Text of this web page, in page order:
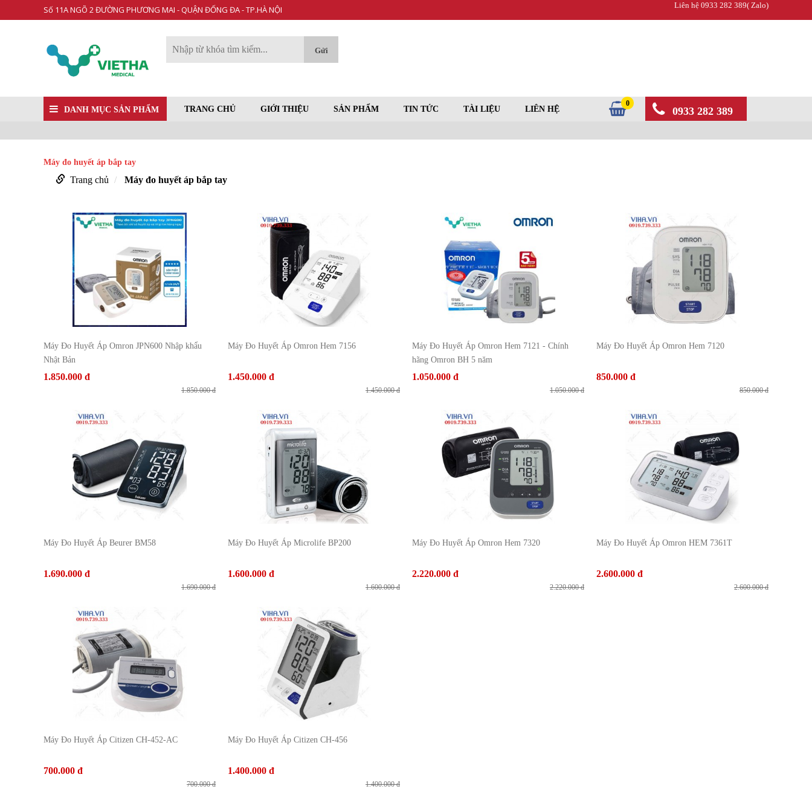
Số 11A NGÕ 2 ĐƯỜNG PHƯƠNG MAI - QUẬN ĐỐNG ĐA - TP.HÀ NỘI Liên hệ 0933 282 389( Zalo)
DANH MỤC SẢN PHẨM TRANG CHỦ GIỚI THIỆU SẢN PHẨM TIN TỨC TÀI LIỆU LIÊN HỆ
0
0933 282 389
Máy đo huyết áp bắp tay
Trang chủ Máy đo huyết áp bắp tay
Máy Đo Huyết Áp Omron JPN600 Nhập khẩu
Nhật Bản
1.850.000 đ
1.850.000 đ
Máy Đo Huyết Áp Omron Hem 7156
1.450.000 đ
1.450.000 đ
Máy Đo Huyết Áp Omron Hem 7121 - Chính
hãng Omron BH 5 năm
1.050.000 đ
1.050.000 đ
Máy Đo Huyết Áp Omron Hem 7120
850.000 đ
850.000 đ
Máy Đo Huyết Áp Beurer BM58
1.690.000 đ
1.690.000 đ
Máy Đo Huyết Áp Microlife BP200
1.600.000 đ
1.600.000 đ
Máy Đo Huyết Áp Omron Hem 7320
2.220.000 đ
2.220.000 đ
Máy Đo Huyết Áp Omron HEM 7361T
2.600.000 đ
2.600.000 đ
Máy Đo Huyết Áp Citizen CH-452-AC
700.000 đ
700.000 đ
Máy Đo Huyết Áp Citizen CH-456
1.400.000 đ
1.400.000 đ